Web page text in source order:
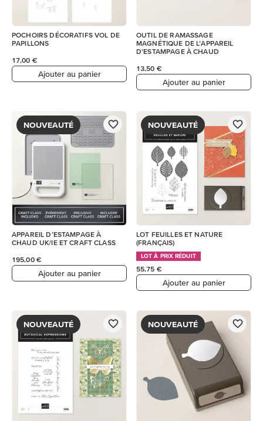
POCHOIRS DÉCORATIFS VOL DE
PAPILLONS
17,00 €
Ajouter au panier
OUTIL DE RAMASSAGE
MAGNÉTIQUE DE L’APPAREIL
D’ESTAMPAGE À CHAUD
13,50 €
Ajouter au panier
NOUVEAUTÉ
APPAREIL D’ESTAMPAGE À
CHAUD UK/IE ET CRAFT CLASS
195,00 €
Ajouter au panier
NOUVEAUTÉ
LOT FEUILLES ET NATURE
(FRANÇAIS)
LOT À PRIX RÉDUIT
55,75 €
Ajouter au panier
NOUVEAUTÉ NOUVEAUTÉ